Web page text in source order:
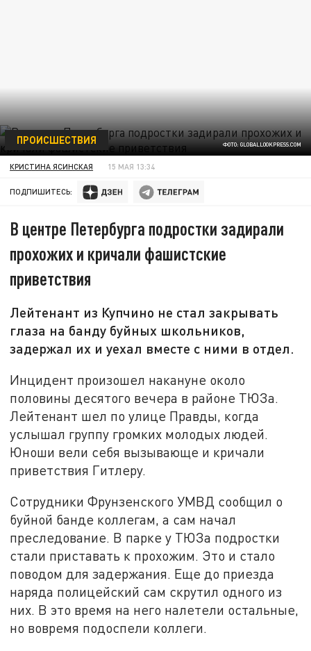
ФОТО: GLOBALLOOKPRESS.COM
ПРОИСШЕСТВИЯ
КРИСТИНА ЯСИНСКАЯ 15 МАЯ 13:34
ПОДПИШИТЕСЬ:
В центре Петербурга подростки задирали
прохожих и кричали фашистские
приветствия
Лейтенант из Купчино не стал закрывать
глаза на банду буйных школьников,
задержал их и уехал вместе с ними в отдел.
Инцидент произошел накануне около
половины десятого вечера в районе ТЮЗа.
Лейтенант шел по улице Правды, когда
услышал группу громких молодых людей.
Юноши вели себя вызывающе и кричали
приветствия Гитлеру.
Сотрудники Фрунзенского УМВД сообщил о
буйной банде коллегам, а сам начал
преследование. В парке у ТЮЗа подростки
стали приставать к прохожим. Это и стало
поводом для задержания. Еще до приезда
наряда полицейский сам скрутил одного из
них. В это время на него налетели остальные,
но вовремя подоспели коллеги.